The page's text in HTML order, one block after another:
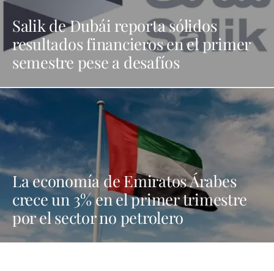
Salik de Dubái reporta sólidos
resultados financieros en el primer
semestre pese a desafíos
La economía de Emiratos Árabes
crece un 3% en el primer trimestre
por el sector no petrolero